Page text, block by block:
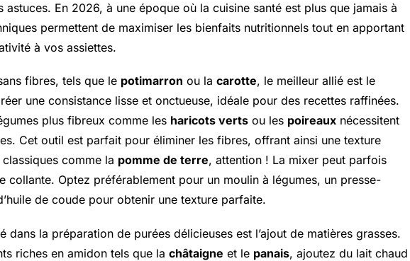
astuces. En 2026, à une époque où la cuisine santé est plus que jamais à
permettent de maximiser les bienfaits nutritionnels tout en apportant
à vos assiettes.
fibres, tels que le potimarron ou la carotte, le meilleur allié est le
une consistance lisse et onctueuse, idéale pour des recettes raffinées.
plus fibreux comme les haricots verts ou les poireaux nécessitent
Cet outil est parfait pour éliminer les fibres, offrant ainsi une texture
comme la pomme de terre, attention ! La mixer peut parfois
collante. Optez préférablement pour un moulin à légumes, un presse-
de coude pour obtenir une texture parfaite.
dans la préparation de purées délicieuses est l’ajout de matières grasses.
riches en amidon tels que la châtaigne et le panais, ajoutez du lait chaud